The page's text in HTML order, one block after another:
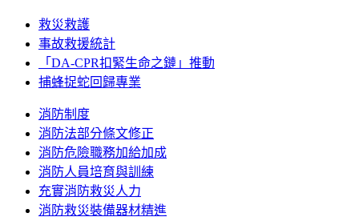
救災救護
事故救援統計
「DA-CPR扣緊生命之鏈」推動
捕蜂捉蛇回歸專業
消防制度
消防法部分條文修正
消防危險職務加給加成
消防人員培育與訓練
充實消防救災人力
消防救災裝備器材精進